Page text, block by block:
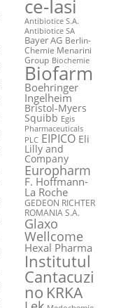
ce-Iasi
Antibiotice S.A.
Antibiotice SA
Bayer AG Berlin-
Chemie Menarini
Group Biochemie
Biofarm
Boehringer
Ingelheim
Bristol-Myers
Squibb Egis
Pharmaceuticals
PLC EIPICO Eli
Lilly and
Company
Europharm
F. Hoffmann-
La Roche
GEDEON RICHTER
ROMANIA S.A.
Glaxo
Wellcome
Hexal Pharma
Institutul
Cantacuzi
no KRKA